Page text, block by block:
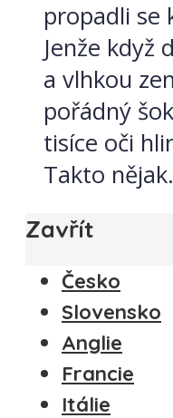
propadli se
Jenže když
a vlhkou
pořádný
tisíce oči
Takto
Zavřít
Česko
Slovensko
Anglie
Francie
Itálie